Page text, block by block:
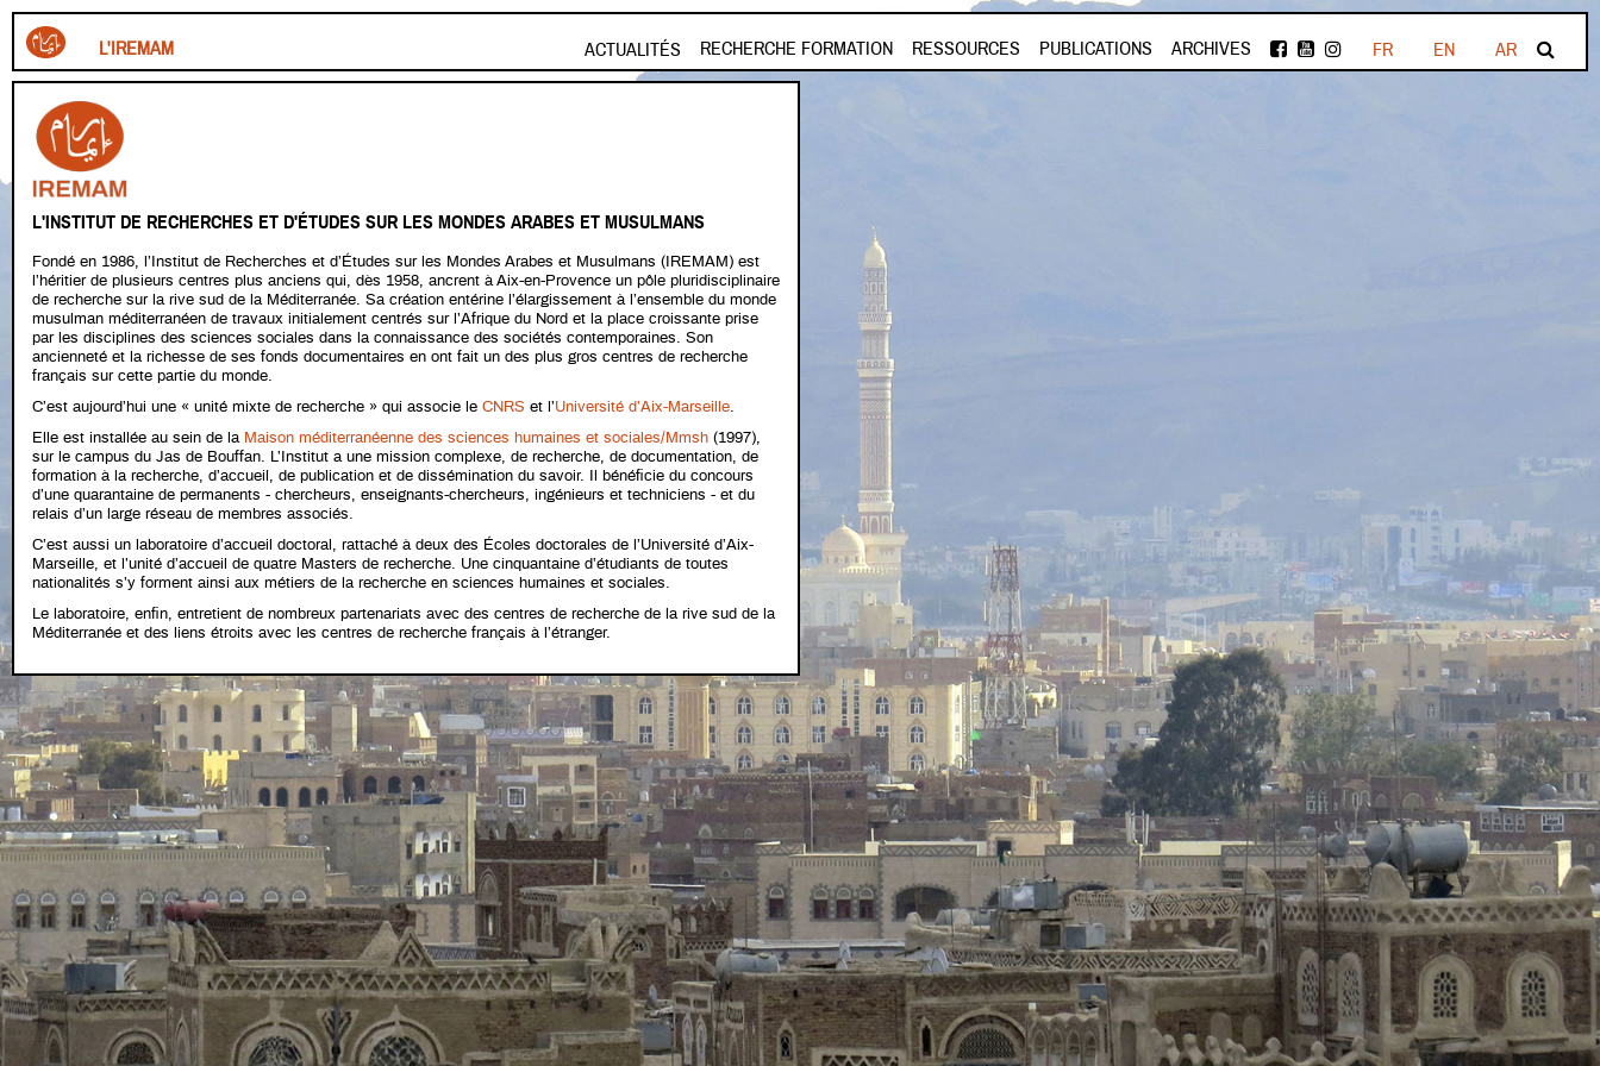
Aller au contenu principal
L'IREMAM ACTUALITÉS RECHERCHE FORMATION RESSOURCES PUBLICATIONS ARCHIVES FR EN AR
L'INSTITUT DE RECHERCHES ET D'ÉTUDES SUR LES MONDES ARABES ET MUSULMANS
Fondé en 1986, l’Institut de Recherches et d’Études sur les Mondes Arabes et Musulmans (IREMAM) est
l’héritier de plusieurs centres plus anciens qui, dès 1958, ancrent à Aix-en-Provence un pôle pluridisciplinaire
de recherche sur la rive sud de la Méditerranée. Sa création entérine l’élargissement à l’ensemble du monde
musulman méditerranéen de travaux initialement centrés sur l’Afrique du Nord et la place croissante prise
par les disciplines des sciences sociales dans la connaissance des sociétés contemporaines. Son
ancienneté et la richesse de ses fonds documentaires en ont fait un des plus gros centres de recherche
français sur cette partie du monde.
C’est aujourd’hui une « unité mixte de recherche » qui associe le CNRS et l’Université d’Aix-Marseille.
Elle est installée au sein de la Maison méditerranéenne des sciences humaines et sociales/Mmsh (1997),
sur le campus du Jas de Bouffan. L’Institut a une mission complexe, de recherche, de documentation, de
formation à la recherche, d’accueil, de publication et de dissémination du savoir. Il bénéficie du concours
d’une quarantaine de permanents - chercheurs, enseignants-chercheurs, ingénieurs et techniciens - et du
relais d’un large réseau de membres associés.
C’est aussi un laboratoire d’accueil doctoral, rattaché à deux des Écoles doctorales de l’Université d’Aix-
Marseille, et l’unité d’accueil de quatre Masters de recherche. Une cinquantaine d’étudiants de toutes
nationalités s’y forment ainsi aux métiers de la recherche en sciences humaines et sociales.
Le laboratoire, enfin, entretient de nombreux partenariats avec des centres de recherche de la rive sud de la
Méditerranée et des liens étroits avec les centres de recherche français à l’étranger.